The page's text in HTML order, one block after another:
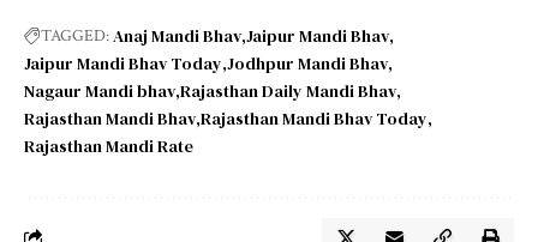
TAGGED:Anaj Mandi Bhav Jaipur Mandi Bhav
Jaipur Mandi Bhav Today Jodhpur Mandi Bhav
Nagaur Mandi bhav Rajasthan Daily Mandi Bhav
Rajasthan Mandi Bhav Rajasthan Mandi Bhav Today
Rajasthan Mandi Rate